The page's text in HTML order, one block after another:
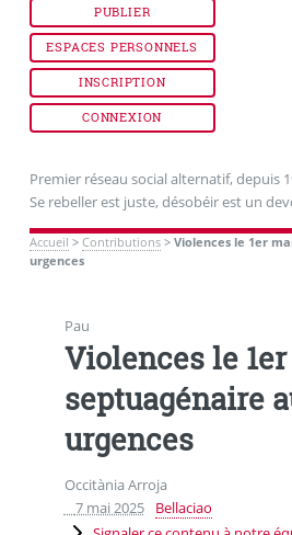
PUBLIER
ESPACES PERSONNELS
INSCRIPTION
CONNEXION
Premier réseau social alternatif, depuis
Se rebeller est juste, désobéir est un
Accueil > Contributions> Violences le 1er
urgences
Pau
Violences le
septuagénaire
urgences
Occitània Arroja
7 mai 2025
Bellaciao